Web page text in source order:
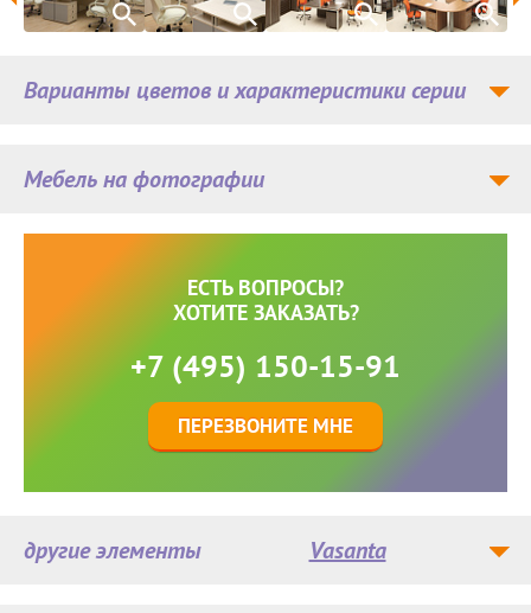
Мебель на фотографии
Варианты цветов и характеристики серии
ЕСТЬ ВОПРОСЫ?
ХОТИТЕ ЗАКАЗАТЬ?
+7 (495) 150-15-91
ПЕРЕЗВОНИТЕ МНЕ
другие элементы Vasanta